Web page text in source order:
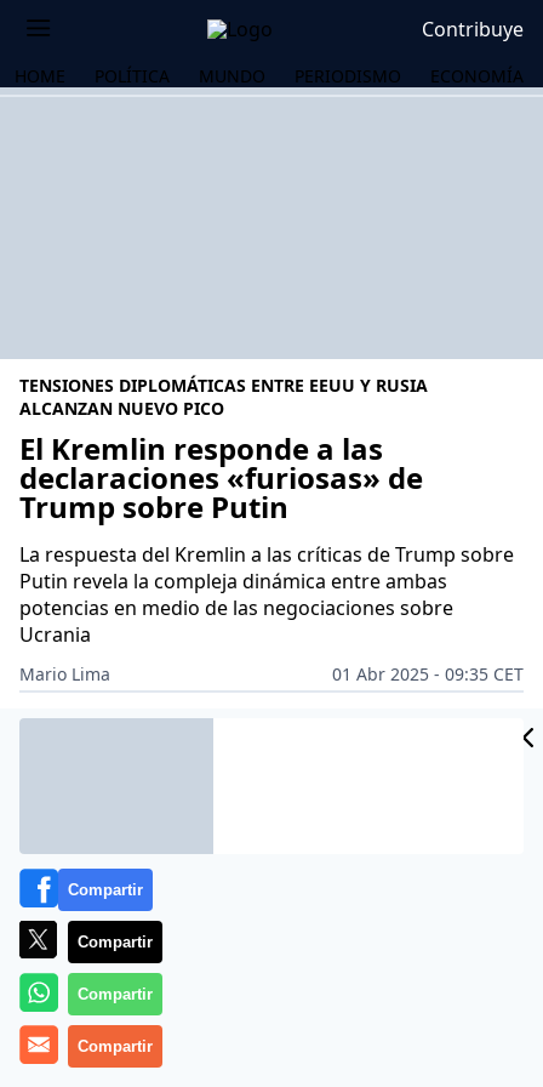
Contribuye
HOME POLÍTICA MUNDO PERIODISMO ECONOMÍA
TENSIONES DIPLOMÁTICAS ENTRE EEUU Y RUSIA
ALCANZAN NUEVO PICO
El Kremlin responde a las
declaraciones «furiosas» de
Trump sobre Putin
La respuesta del Kremlin a las críticas de Trump sobre
Putin revela la compleja dinámica entre ambas
potencias en medio de las negociaciones sobre
Ucrania
Mario Lima
01 Abr 2025 - 09:35 CET
Archivado en: MUNDO
Compartir
Compartir
Compartir
Compartir